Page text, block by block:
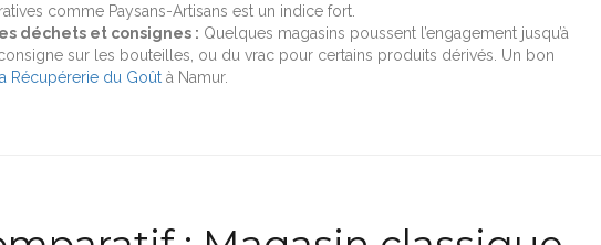
comme Paysans-Artisans est un indice fort.
déchets et consignes : Quelques magasins poussent l’engagement jusqu’à
sur les bouteilles, ou du vrac pour certains produits dérivés. Un bon
La Récupérerie du Goût à Namur.